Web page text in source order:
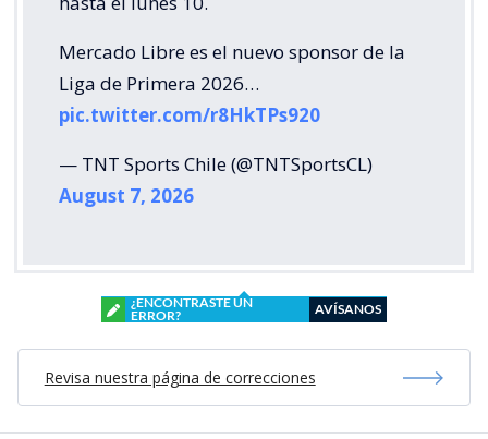
Mercado Libre es el nuevo sponsor de la
Liga de Primera 2026…
pic.twitter.com/r8HkTPs920
— TNT Sports Chile (@TNTSportsCL)
August 7, 2026
¿ENCONTRASTE UN
ERROR?
AVÍSANOS
Revisa nuestra página de correcciones